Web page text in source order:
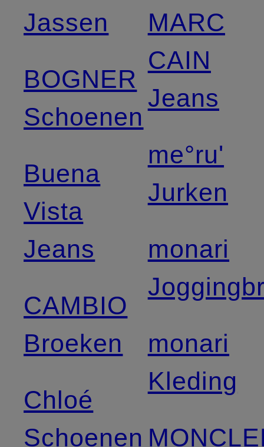
Jassen
BOGNER
Schoenen
Buena
Vista
Jeans
CAMBIO
Broeken
Chloé
Schoenen
MARC
CAIN
Jeans
me°ru'
Jurken
monari
monari
Kleding